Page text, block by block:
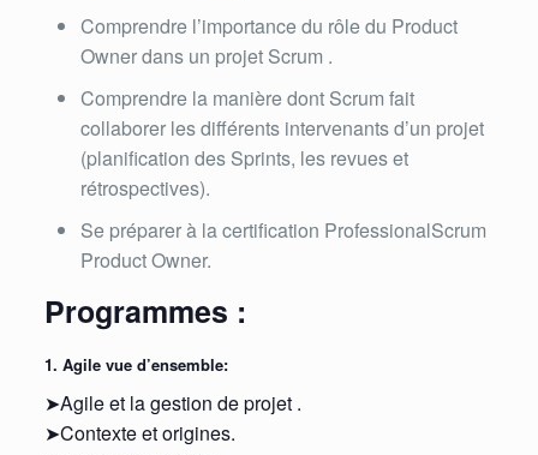
Comprendre l’importance du rôle du Product
Owner dans un projet Scrum .
Comprendre la manière dont Scrum fait
collaborer les différents intervenants d’un projet
(planification des Sprints, les revues et
rétrospectives).
Se préparer à la certification ProfessionalScrum
Product Owner.
Programmes :
1. Agile vue d’ensemble:
➤Agile et la gestion de projet .
➤Contexte et origines.